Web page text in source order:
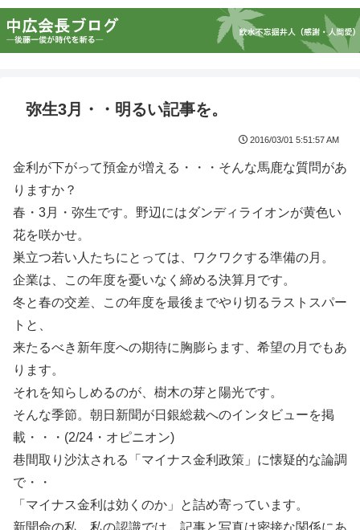
弥生3月・・明るい記事を。
2016/03/01 5:51:57 AM
金利が下がって預金が増える・・・そんな馬鹿な質問があ
りますか？
春・3月・弥生です。野辺にはダンディライオンが黄色い
花を咲かせ。
巣立つ若い人たちにとっては、ワクワクする準備の月。
企業は、この年度を憂いなく締める決算月です。
冬と春の交差、この年度を最後までやり切るラストスパー
トと、
来たるべき新年度への期待に胸膨らます、希望の月でもあ
ります。
それを知らしめるのが、樹木の芽と陽光です。
そんな季節。朝日新聞が日銀総裁へのインタビューを掲
載・・・(2/24・オピニオン)
巷間取り沙汰される「マイナス金利政策」に懐疑的な論調
で・・
「マイナス金利は効くのか」と詰め寄っています。
新聞命の私。私の認識では、記事と写真は密接な関係にあ